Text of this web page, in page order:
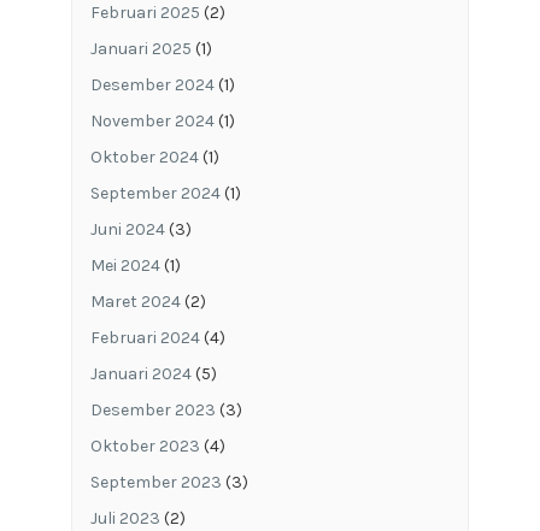
Februari 2025 (2)
Januari 2025 (1)
Desember 2024(1)
November 2024(1)
Oktober 2024(1)
September 2024(1)
Juni 2024(3)
Mei 2024(1)
Maret 2024(2)
Februari 2024(4)
Januari 2024(5)
Desember 2023 (3)
Oktober 2023 (4)
September 2023 (3)
Juli 2023 (2)